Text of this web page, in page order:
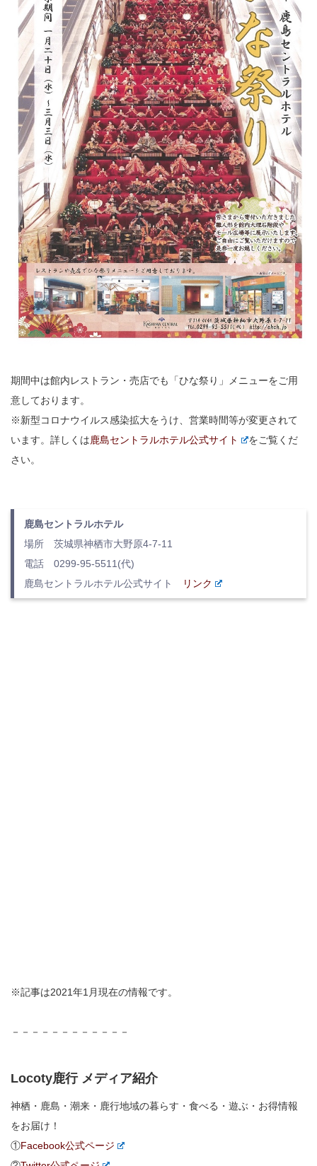
期間中は館内レストラン・売店でも「ひな祭り」メニューをご用
意しております。
※新型コロナウイルス感染拡大をうけ、営業時間等が変更されて
います。詳しくは鹿島セントラルホテル公式サイト
をご覧くだ
さい。
鹿島セントラルホテル
場所 茨城県神栖市大野原4-7-11
電話 0299-95-5511(代)
鹿島セントラルホテル公式サイト
リンク
※記事は2021年1月現在の情報です。
－－－－－－－－－－－－
Locoty鹿行 メディア紹介
神栖・鹿島・潮来・鹿行地域の暮らす・食べる・遊ぶ・お得情報
をお届け！
①Facebook公式ページ